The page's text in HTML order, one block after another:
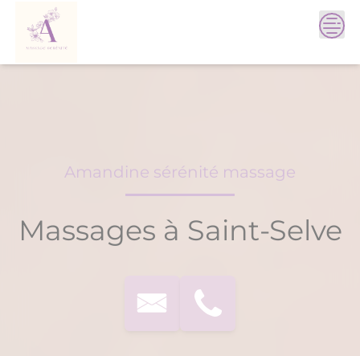
content
Amandine sérénité massage
Massages à Saint-Selve